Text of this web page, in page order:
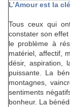
L’Amour est la
Tous ceux qui
constater son
le problème à
matériel, affectif,
désir, aspiration,
puissante. La
montagnes,
sentiments
bonheur. La